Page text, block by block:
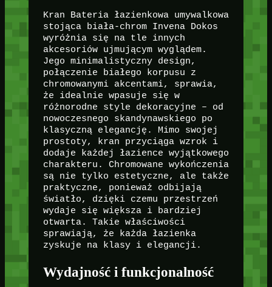
Kran Bateria łazienkowa umywalkowa
stojąca biała-chrom Invena Dokos
wyróżnia się na tle innych
akcesoriów ujmującym wyglądem.
Jego minimalistyczny design,
połączenie białego korpusu z
chromowanymi akcentami, sprawia,
że idealnie wpasuje się w
różnorodne style dekoracyjne – od
nowoczesnego skandynawskiego po
klasyczną elegancję. Mimo swojej
prostoty, kran przyciąga wzrok i
dodaje każdej łazience wyjątkowego
charakteru. Chromowane wykończenia
są nie tylko estetyczne, ale także
praktyczne, ponieważ odbijają
światło, dzięki czemu przestrzeń
wydaje się większa i bardziej
otwarta. Takie właściwości
sprawiają, że każda łazienka
zyskuje na klasy i elegancji.
Wydajność i funkcjonalność